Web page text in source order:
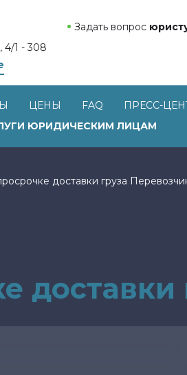
4/1 - 308
Задать вопрос
ЮРИДИЧЕСКИМ ЛИЦАМ
ЦЕНЫ FAQ ПРЕСС-
доставки груза